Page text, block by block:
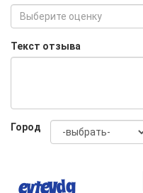
Выберите оценку
Текст отзыва
Город